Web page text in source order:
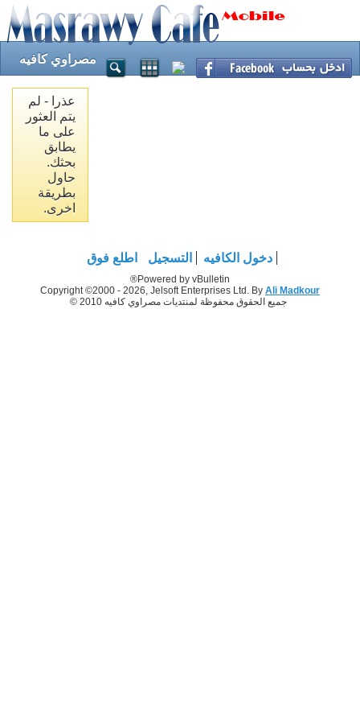
مصراوي كافيه
عذرا - لم
يتم العثور
على ما
يطابق
بحثك.
حاول
بطريقة
اخرى.
دخول الكافيه التسجيل اطلع فوق
Powered by vBulletin®
Copyright ©2000 - 2026, Jelsoft Enterprises Ltd. By Ali Madkour
جميع الحقوق محفوظة لمنتديات مصراوي كافيه 2010 ©